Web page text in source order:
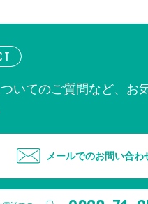
いてのご質問など、お
メールでのお問い合わ